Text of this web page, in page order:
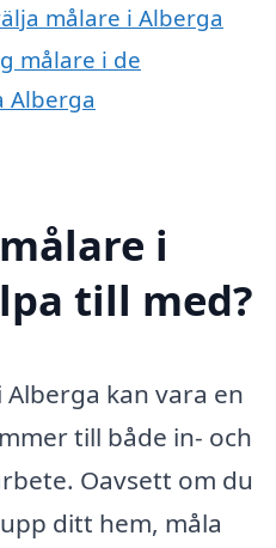
målare i Alberga
målare i de
Alberga
i
till med?
kan vara en
till både in- och
Oavsett om du
ditt hem, måla